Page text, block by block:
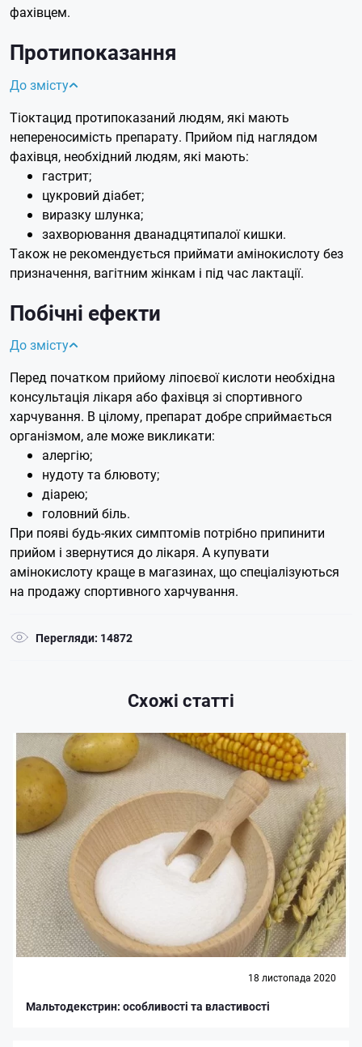
фахівцем.
Протипоказання
До змісту
Тіоктацид протипоказаний людям, які мають
непереносимість препарату. Прийом під наглядом
фахівця, необхідний людям, які мають:
гастрит;
цукровий діабет;
виразку шлунка;
захворювання дванадцятипалої кишки.
Також не рекомендується приймати амінокислоту без
призначення, вагітним жінкам і під час лактації.
Побічні ефекти
До змісту
Перед початком прийому ліпоєвої кислоти необхідна
консультація лікаря або фахівця зі спортивного
харчування. В цілому, препарат добре сприймається
організмом, але може викликати:
алергію;
нудоту та блювоту;
діарею;
головний біль.
При появі будь-яких симптомів потрібно припинити
прийом і звернутися до лікаря. А купувати
амінокислоту краще в магазинах, що спеціалізуються
на продажу спортивного харчування.
Перегляди: 14872
Схожі статті
18 листопада 2020
Мальтодекстрин: особливості та властивості